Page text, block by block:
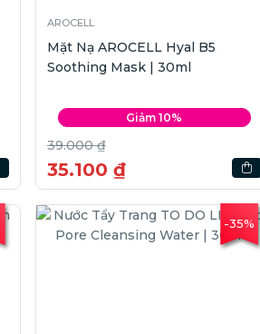
AROCELL
Mặt Nạ AROCELL Hyal B5
Soothing Mask | 30ml
Giảm 10%
39.000 ₫
35.100 ₫
-35%